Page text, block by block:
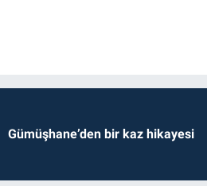
Gümüşhane’den bir kaz hikayesi